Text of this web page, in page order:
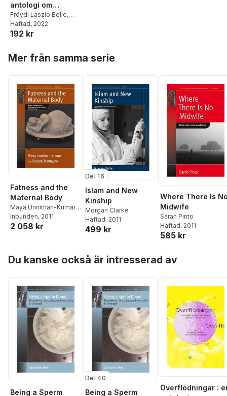
antologi om
reproduktionstekno
logier, begärslinjer
och kroppsvätskor
Fröydi Laszlo Belle,
Sebastian Mohr
Katarina Bonnevier
Arne Nilsson
Patrik Steorn , Timo
Häftad, 2022
192 kr
Mer från samma serie
Fatness and the
Maternal Body
Maya Unnithan-Kumar,
Soraya Tremayne
Inbunden, 2011
2 058 kr
Del 16
Islam and New
Kinship
Morgan Clarke
Häftad, 2011
499 kr
Where There Is
Midwife
Sarah Pinto
Häftad, 2011
585 kr
Du kanske också är intresserad av
Being a Sperm
Del 40
Being a Sperm
Överflödningar :